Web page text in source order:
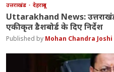
उत्तराखंड देहरादून
Uttarakhand News:
एकीकृत डैशबोर्ड के दिए निर्देश
Mohan Chandra Joshi